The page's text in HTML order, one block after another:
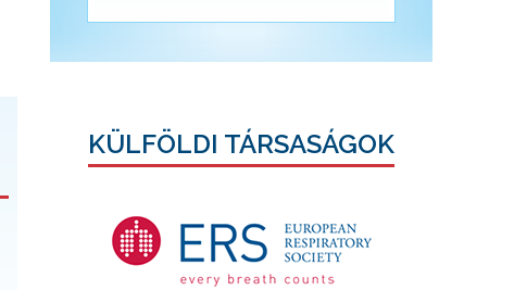
KÜLFÖLDI TÁRSASÁGOK